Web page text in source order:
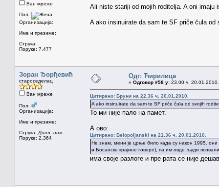
Ван мреже
Пол:
Организација:
Име и презиме:
Струка:
Поруке: 7.477
Ali niste stariji od mojih roditelja. A oni imaju
A ako insinuirate da sam te SF priče čula
Зоран Ђорђевић
староседелац
Ван мреже
Пол:
Организација:
Име и презиме:
Струка: Дипл. инж.
Поруке: 2.364
Одг: Ћирилица
« Одговор #58 у: 23.00 ч.
Цитирано: Бруни на 22.36 ч. 20.01.2010.
A ako insinuirate da sam te SF priče čula od svojih
То ми није пало на памет.
А ово:
Цитирано: Belopoljanski на 21.36 ч. 20.01.2010.
Не знам, мени је црње било када су након 1995.
и Босанске крајине говоре), па им овде људи
има своје разлоге и пре рата се није